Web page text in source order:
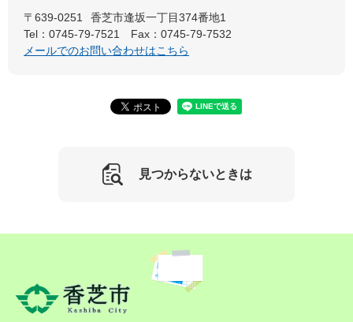
〒639-0251
香芝市逢坂一丁目374番地1
Tel：0745-79-7521
Fax：0745-79-7532
メールでのお問い合わせはこちら
見つからないときは